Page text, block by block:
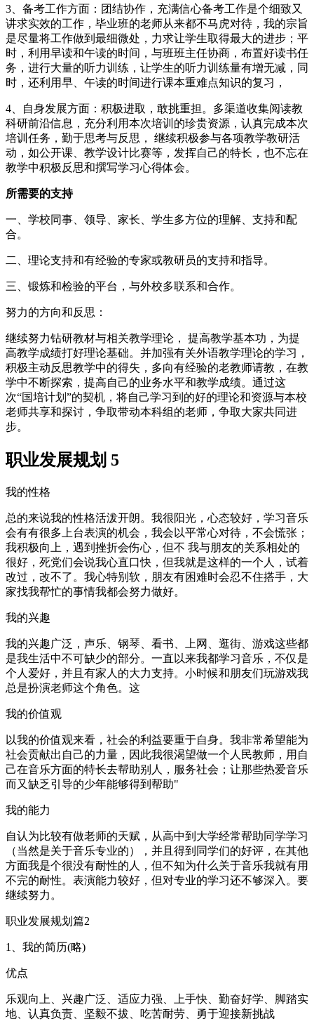
3、备考工作方面：团结协作，充满信心备考工作是个细致又
讲求实效的工作，毕业班的老师从来都不马虎对待，我的宗旨
是尽量将工作做到最细微处，力求让学生取得最大的进步；平
时，利用早读和午读的时间，与班班主任协商，布置好读书任
务，进行大量的听力训练，让学生的听力训练量有增无减，同
时，还利用早、午读的时间进行课本重难点知识的复习，
4、自身发展方面：积极进取，敢挑重担。多渠道收集阅读教
科研前沿信息，充分利用本次培训的珍贵资源，认真完成本次
培训任务，勤于思考与反思， 继续积极参与各项教学教研活
动，如公开课、教学设计比赛等，发挥自己的特长，也不忘在
教学中积极反思和撰写学习心得体会。
所需要的支持
一、学校同事、领导、家长、学生多方位的理解、支持和配
合。
二、理论支持和有经验的专家或教研员的支持和指导。
三、锻炼和检验的平台，与外校多联系和合作。
努力的方向和反思：
继续努力钻研教材与相关教学理论， 提高教学基本功，为提
高教学成绩打好理论基础。并加强有关外语教学理论的学习，
积极主动反思教学中的得失，多向有经验的老教师请教，在教
学中不断探索，提高自己的业务水平和教学成绩。通过这
次“国培计划”的契机，将自己学习到的好的理论和资源与本校
老师共享和探讨，争取带动本科组的老师，争取大家共同进
步。
职业发展规划 5
我的性格
总的来说我的性格活泼开朗。我很阳光，心态较好，学习音乐
会有有很多上台表演的机会，我会以平常心对待，不会慌张；
我积极向上，遇到挫折会伤心，但不 我与朋友的关系相处的
很好，死党们会说我心直口快，但我就是这样的一个人，试着
改过，改不了。我心特别软，朋友有困难时会忍不住搭手，大
家找我帮忙的事情我都会努力做好。
我的兴趣
我的兴趣广泛，声乐、钢琴、看书、上网、逛街、游戏这些都
是我生活中不可缺少的部分。一直以来我都学习音乐，不仅是
个人爱好，并且有家人的大力支持。小时候和朋友们玩游戏我
总是扮演老师这个角色。这
我的价值观
以我的价值观来看，社会的利益要重于自身。我非常希望能为
社会贡献出自己的力量，因此我很渴望做一个人民教师，用自
己在音乐方面的特长去帮助别人，服务社会；让那些热爱音乐
而又缺乏引导的少年能够得到帮助"
我的能力
自认为比较有做老师的天赋，从高中到大学经常帮助同学学习
（当然是关于音乐专业的），并且得到同学们的好评，在其他
方面我是个很没有耐性的人，但不知为什么关于音乐我就有用
不完的耐性。表演能力较好，但对专业的学习还不够深入。要
继续努力。
职业发展规划篇2
1、我的简历(略)
优点
乐观向上、兴趣广泛、适应力强、上手快、勤奋好学、脚踏实
地、认真负责、坚毅不拔、吃苦耐劳、勇于迎接新挑战